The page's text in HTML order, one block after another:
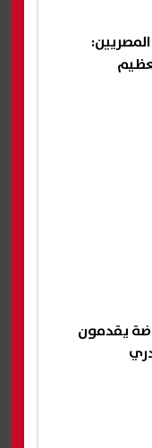
يقدمون